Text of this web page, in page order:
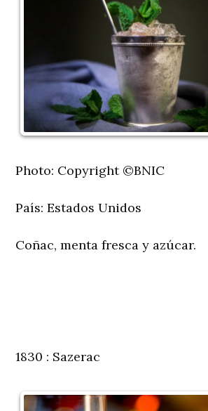
Photo: Copyright ©BNIC
País: Estados Unidos
Coñac, menta fresca y azúcar.
1830 : Sazerac